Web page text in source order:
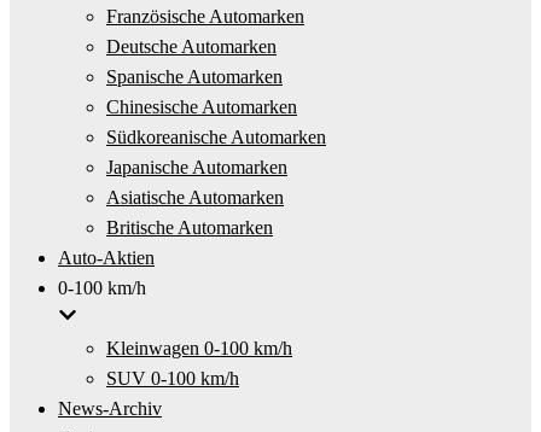
Französische Automarken
Deutsche Automarken
Spanische Automarken
Chinesische Automarken
Südkoreanische Automarken
Japanische Automarken
Asiatische Automarken
Britische Automarken
Auto-Aktien
0-100 km/h
Kleinwagen 0-100 km/h
SUV 0-100 km/h
News-Archiv